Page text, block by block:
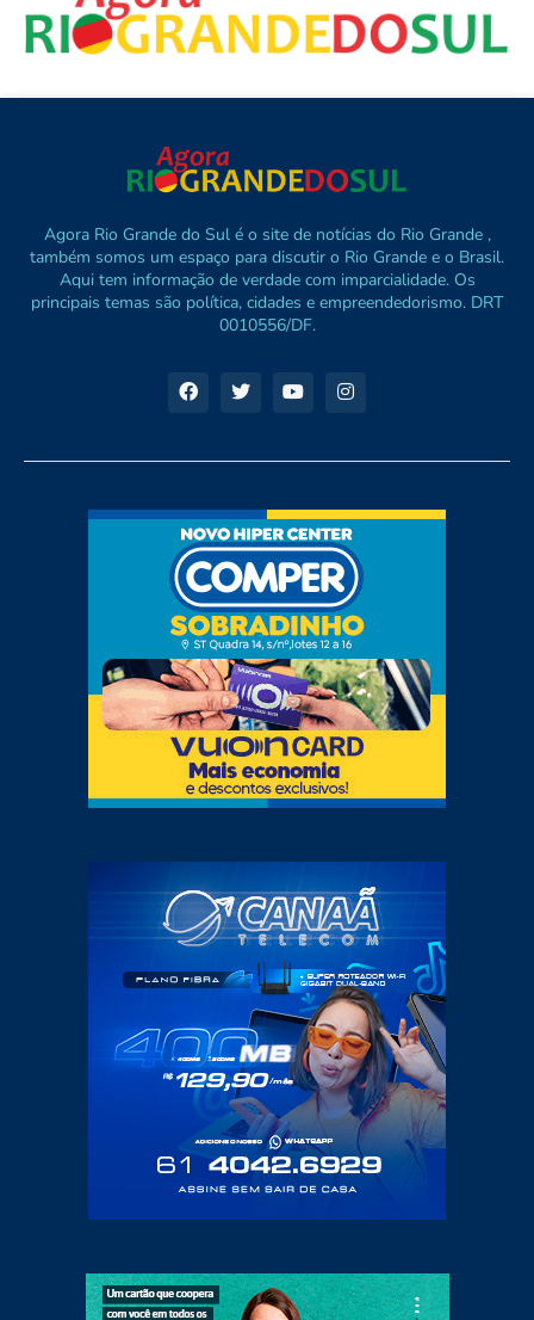
Agora Rio Grande do Sul é o site de notícias do Rio Grande ,
também somos um espaço para discutir o Rio Grande e o Brasil.
Aqui tem informação de verdade com imparcialidade. Os
principais temas são política, cidades e empreendedorismo. DRT
0010556/DF.